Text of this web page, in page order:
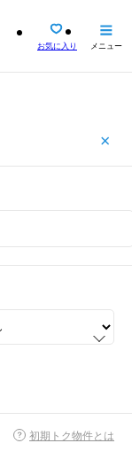
お気に入り メニュー
×
初期トク物件とは
変更する〉
ファミリー